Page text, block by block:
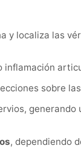
y localiza las
inflamación
sobre
generando
, dependiendo